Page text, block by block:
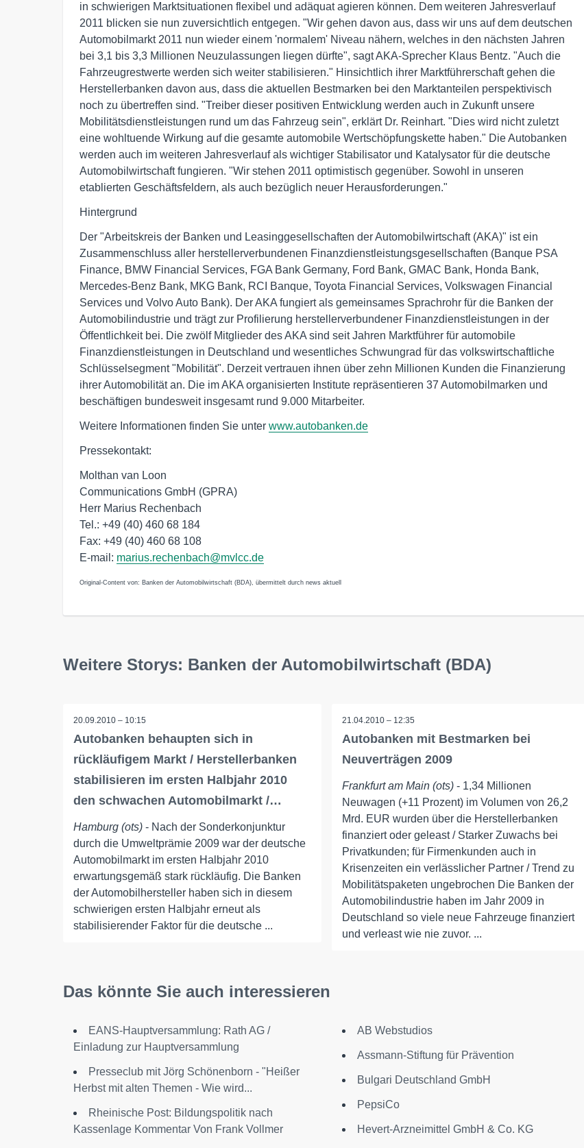
in schwierigen Marktsituationen flexibel und adäquat agieren können. Dem weiteren Jahresverlauf
2011 blicken sie nun zuversichtlich entgegen. "Wir gehen davon aus, dass wir uns auf dem deutschen
Automobilmarkt 2011 nun wieder einem 'normalem' Niveau nähern, welches in den nächsten Jahren
bei 3,1 bis 3,3 Millionen Neuzulassungen liegen dürfte", sagt AKA-Sprecher Klaus Bentz. "Auch die
Fahrzeugrestwerte werden sich weiter stabilisieren." Hinsichtlich ihrer Marktführerschaft gehen die
Herstellerbanken davon aus, dass die aktuellen Bestmarken bei den Marktanteilen perspektivisch
noch zu übertreffen sind. "Treiber dieser positiven Entwicklung werden auch in Zukunft unsere
Mobilitätsdienstleistungen rund um das Fahrzeug sein", erklärt Dr. Reinhart. "Dies wird nicht zuletzt
eine wohltuende Wirkung auf die gesamte automobile Wertschöpfungskette haben." Die Autobanken
werden auch im weiteren Jahresverlauf als wichtiger Stabilisator und Katalysator für die deutsche
Automobilwirtschaft fungieren. "Wir stehen 2011 optimistisch gegenüber. Sowohl in unseren
etablierten Geschäftsfeldern, als auch bezüglich neuer Herausforderungen."
Hintergrund
Der "Arbeitskreis der Banken und Leasinggesellschaften der Automobilwirtschaft (AKA)" ist ein
Zusammenschluss aller herstellerverbundenen Finanzdienstleistungsgesellschaften (Banque PSA
Finance, BMW Financial Services, FGA Bank Germany, Ford Bank, GMAC Bank, Honda Bank,
Mercedes-Benz Bank, MKG Bank, RCI Banque, Toyota Financial Services, Volkswagen Financial
Services und Volvo Auto Bank). Der AKA fungiert als gemeinsames Sprachrohr für die Banken der
Automobilindustrie und trägt zur Profilierung herstellerverbundener Finanzdienstleistungen in der
Öffentlichkeit bei. Die zwölf Mitglieder des AKA sind seit Jahren Marktführer für automobile
Finanzdienstleistungen in Deutschland und wesentliches Schwungrad für das volkswirtschaftliche
Schlüsselsegment "Mobilität". Derzeit vertrauen ihnen über zehn Millionen Kunden die Finanzierung
ihrer Automobilität an. Die im AKA organisierten Institute repräsentieren 37 Automobilmarken und
beschäftigen bundesweit insgesamt rund 9.000 Mitarbeiter.
Weitere Informationen finden Sie unter www.autobanken.de
Pressekontakt:
Molthan van Loon
Communications GmbH (GPRA)
Herr Marius Rechenbach
Tel.: +49 (40) 460 68 184
Fax: +49 (40) 460 68 108
E-mail: marius.rechenbach@mvlcc.de
Original-Content von: Banken der Automobilwirtschaft (BDA), übermittelt durch news aktuell
Weitere Storys: Banken der Automobilwirtschaft (BDA)
20.09.2010 – 10:15
Autobanken behaupten sich in
rückläufigem Markt / Herstellerbanken
stabilisieren im ersten Halbjahr 2010
den schwachen Automobilmarkt /…
Hamburg (ots) - Nach der Sonderkonjunktur
durch die Umweltprämie 2009 war der deutsche
Automobilmarkt im ersten Halbjahr 2010
erwartungsgemäß stark rückläufig. Die Banken
der Automobilhersteller haben sich in diesem
schwierigen ersten Halbjahr erneut als
stabilisierender Faktor für die deutsche ...
21.04.2010 – 12:35
Autobanken mit Bestmarken bei
Neuverträgen 2009
Frankfurt am Main (ots)- 1,34 Millionen
Neuwagen (+11 Prozent) im Volumen von 26,2
Mrd. EUR wurden über die Herstellerbanken
finanziert oder geleast / Starker Zuwachs bei
Privatkunden; für Firmenkunden auch in
Krisenzeiten ein verlässlicher Partner / Trend zu
Mobilitätspaketen ungebrochen Die Banken der
Automobilindustrie haben im Jahr 2009 in
Deutschland so viele neue Fahrzeuge finanziert
und verleast wie nie zuvor. ...
Das könnte Sie auch interessieren
EANS-Hauptversammlung: Rath AG /
Einladung zur Hauptversammlung
Presseclub mit Jörg Schönenborn - "Heißer
Herbst mit alten Themen - Wie wird...
Rheinische Post: Bildungspolitik nach
Kassenlage Kommentar Von Frank Vollmer
AB Webstudios
Assmann-Stiftung für Prävention
Bulgari Deutschland GmbH
PepsiCo
Hevert-Arzneimittel GmbH & Co. KG